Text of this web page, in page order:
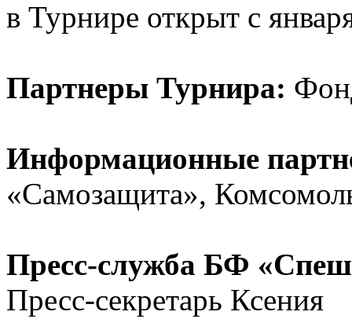
в Турнире открыт с
Партнеры Турнира:
Информационные
«Самозащита»,
Пресс-служба БФ
Пресс-секретарь Ксения